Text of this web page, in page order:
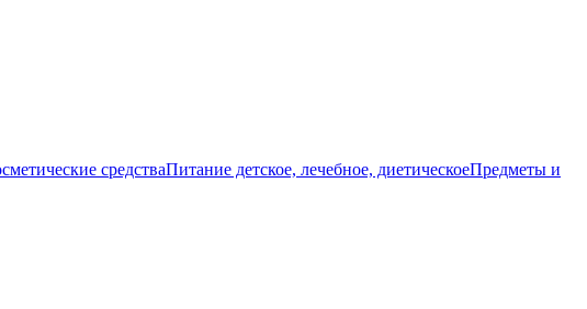
средстваПитание детское, лечебное, диетическоеПредметы и